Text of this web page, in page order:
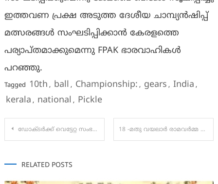
ഇത്തവണ പ്രക്ഷ അടുത്ത ദേശീയ ചാമ്പ്യൻഷിപ്പ്
മത്സരങ്ങൾ സംഘടിപ്പിക്കാൻ കേരളത്തെ
പര്യാപ്തമാക്കുമെന്നു FPAK ഭാരവാഹികൾ
പറഞ്ഞു.
Tagged 10th , ball , Championship: , gears , India ,
kerala , national , Pickle
ഡോക്ടർക്ക് വെട്ടേറ്റ സംഭവത്തിൽ പ്രതിഷേധം; ഒപി മുടങ്ങി, ദുരിതത്തിലായി രോഗികൾ 18 -മതു വയലാർ രാമവർമ്മ സ്മൃതി വർഷപുരസ്കാരം
RELATED POSTS